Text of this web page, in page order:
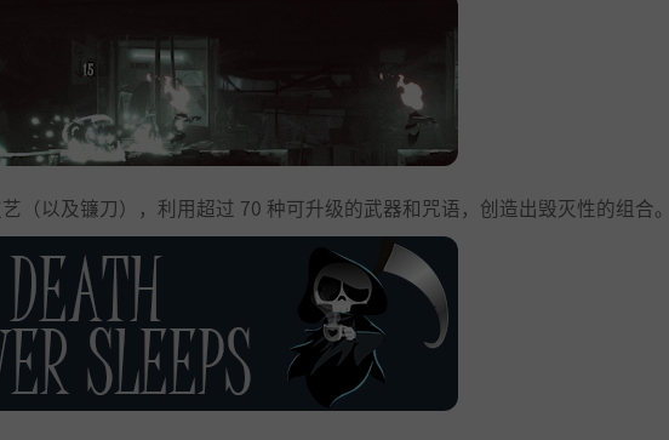
（以及镰刀），利用超过 70 种可升级的武器和咒语，创造出毁灭性的组合。